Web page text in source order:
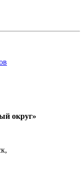
округ»